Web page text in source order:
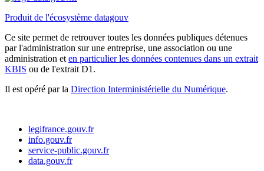
Produit de l'écosystème datagouv
Ce site permet de retrouver toutes les données publiques détenues
par l'administration sur une entreprise, une association ou une
administration et en particulier les données contenues dans un extrait
KBIS ou de l'extrait D1.
Il est opéré par la Direction Interministérielle du Numérique.
legifrance.gouv.fr
info.gouv.fr
service-public.gouv.fr
data.gouv.fr